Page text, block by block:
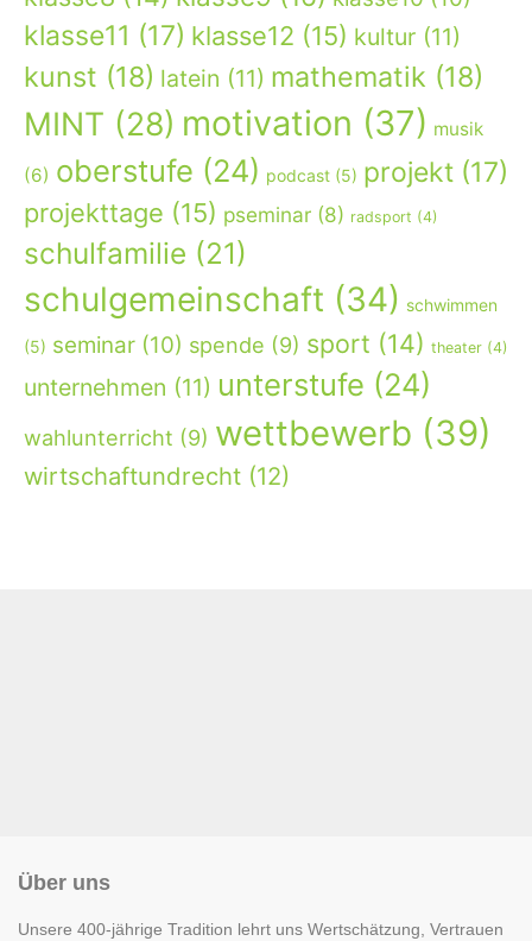
klasse11 (17) klasse12 (15) kultur (11)
kunst (18) latein (11) mathematik (18)
MINT (28) motivation (37) musik
(6) oberstufe (24) podcast (5) projekt (17)
projekttage (15) pseminar (8) radsport (4)
schulfamilie (21)
schulgemeinschaft (34) schwimmen
(5) seminar (10) spende (9) sport (14) theater (4)
unternehmen (11) unterstufe (24)
wahlunterricht (9) wettbewerb (39)
wirtschaftundrecht (12)
Über uns
Unsere 400-jährige Tradition lehrt uns Wertschätzung, Vertrauen